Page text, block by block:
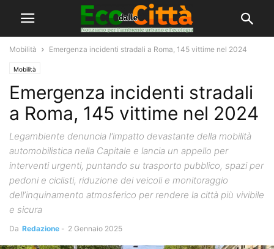
Mobilità Emergenza incidenti stradali a Roma, 145 vittime nel 2024
Mobilità
Emergenza incidenti stradali
a Roma, 145 vittime nel 2024
Legambiente denuncia l'impatto devastante della mobilità
automobilistica nella Capitale e lancia un appello per
interventi urgenti, puntando su trasporto pubblico, spazi per
pedoni e ciclisti, riduzione dei veicoli e monitoraggio
dell’inquinamento atmosferico per rendere la città più vivibile
e sicura
Da Redazione - 2 Gennaio 2025